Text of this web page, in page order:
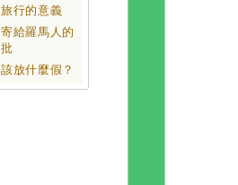
旅行的意義
寄給羅馬人的
批
該放什麼假？